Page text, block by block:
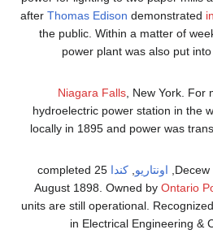
after
the
locally in
August
units are
in